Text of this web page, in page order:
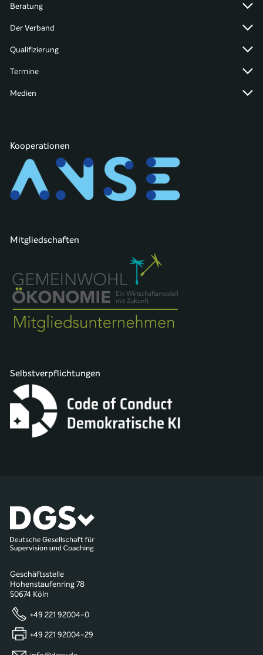
Beratung
Der Verband
Qualifizierung
Termine
Medien
Kooperationen
Mitgliedschaften
Selbstverpflichtungen
Geschäftsstelle
Hohenstaufenring 78
50674 Köln
+49 221 92004-0
+49 221 92004-29